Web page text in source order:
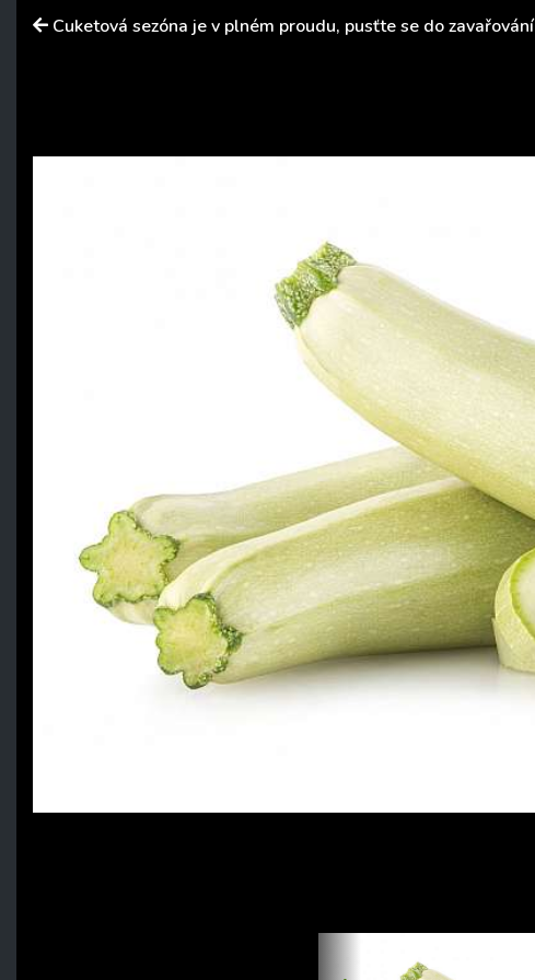
Cuketová sezóna je v plném proudu, pusťte se do zavařování